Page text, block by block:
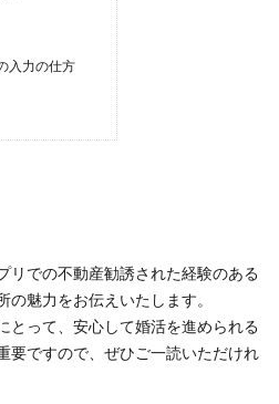
入力の仕方
での不動産勧誘された経験のある
魅力をお伝えいたします。
って、安心して婚活を進められる
要ですので、ぜひご一読いただけれ